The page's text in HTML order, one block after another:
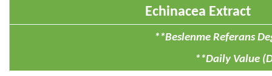
Echinacea Extract
**Beslenme Referans
**Daily Value